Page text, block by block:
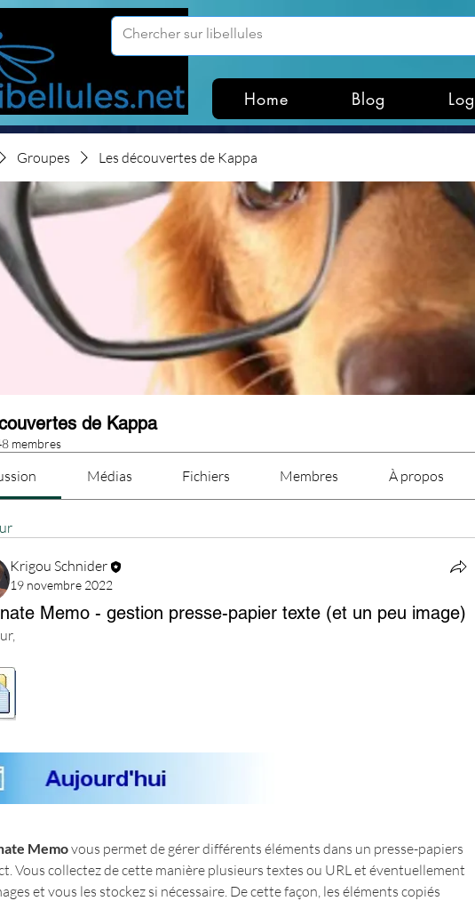
Home Blog
Groupes Les découvertes de Kappa
de Kappa
membres
Médias Fichiers Membres À propos
Krigou Schnider
19 novembre 2022
Memo - gestion presse-papier texte (et un peu image)
Memo vous permet de gérer différents éléments dans un presse-papiers
Vous collectez de cette manière plusieurs textes ou URL et éventuellement
et vous les stockez si nécessaire. De cette façon, les éléments copiés